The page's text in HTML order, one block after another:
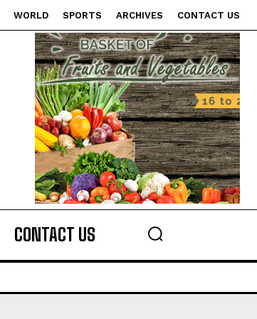
WORLD SPORTS ARCHIVES CONTACT US
CONTACT US